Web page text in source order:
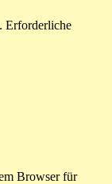
Erforderliche
Browser für